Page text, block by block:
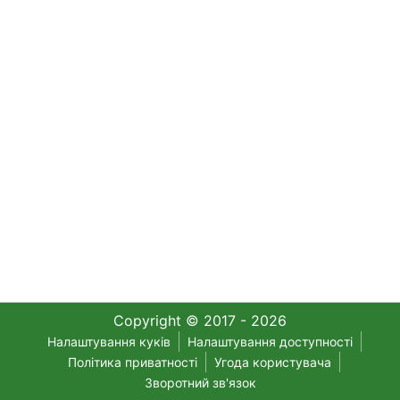
Copyright © 2017 - 2026
Налаштування куків
Налаштування доступності
Політика приватності
Угода користувача
Зворотний зв'язок